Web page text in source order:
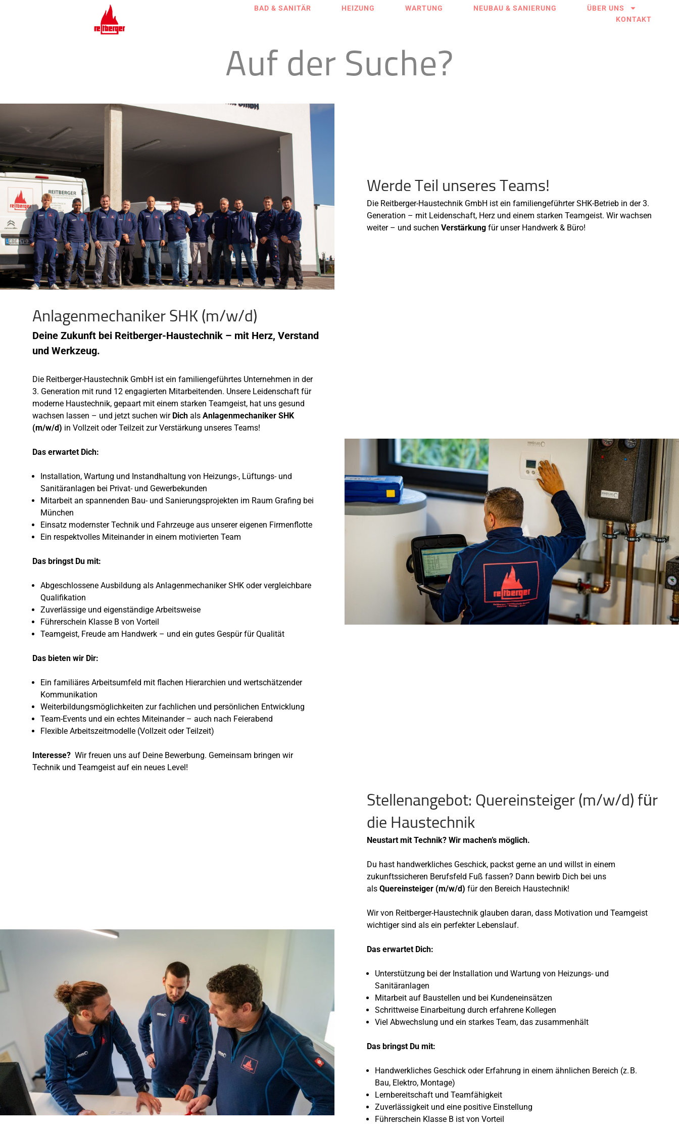
BAD & SANITÄR HEIZUNG WARTUNG NEUBAU & SANIERUNG
ÜBER UNS
KONTAKT
Auf der Suche?
Werde Teil unseres Teams!
Die Reitberger-Haustechnik GmbH ist ein familiengeführter SHK-Betrieb in der 3.
Generation – mit Leidenschaft, Herz und einem starken Teamgeist. Wir wachsen
weiter – und suchen Verstärkungfür unser Handwerk & Büro!
Anlagenmechaniker SHK (m/w/d)
Deine Zukunft bei Reitberger-Haustechnik – mit Herz, Verstand
und Werkzeug.
Die Reitberger-Haustechnik GmbH ist ein familiengeführtes Unternehmen in der
3. Generation mit rund 12 engagierten Mitarbeitenden. Unsere Leidenschaft für
moderne Haustechnik, gepaart mit einem starken Teamgeist, hat uns gesund
wachsen lassen – und jetzt suchen wir Dich alsAnlagenmechaniker SHK
(m/w/d) in Vollzeit oder Teilzeit zur Verstärkung unseres Teams!
Das erwartet Dich:
Installation, Wartung und Instandhaltung von Heizungs-, Lüftungs- und
Sanitäranlagen bei Privat- und Gewerbekunden
Mitarbeit an spannenden Bau- und Sanierungsprojekten im Raum Grafing bei
München
Einsatz modernster Technik und Fahrzeuge aus unserer eigenen Firmenflotte
Ein respektvolles Miteinander in einem motivierten Team
Das bringst Du mit:
Abgeschlossene Ausbildung als Anlagenmechaniker SHK oder vergleichbare
Qualifikation
Zuverlässige und eigenständige Arbeitsweise
Führerschein Klasse B von Vorteil
Teamgeist, Freude am Handwerk – und ein gutes Gespür für Qualität
Das bieten wir Dir:
Ein familiäres Arbeitsumfeld mit flachen Hierarchien und wertschätzender
Kommunikation
Weiterbildungsmöglichkeiten zur fachlichen und persönlichen Entwicklung
Team-Events und ein echtes Miteinander – auch nach Feierabend
Flexible Arbeitszeitmodelle (Vollzeit oder Teilzeit)
Interesse? Wir freuen uns auf Deine Bewerbung. Gemeinsam bringen wir
Technik und Teamgeist auf ein neues Level!
Stellenangebot: Quereinsteiger (m/w/d) für
die Haustechnik
Neustart mit Technik? Wir machen’s möglich.
Du hast handwerkliches Geschick, packst gerne an und willst in einem
zukunftssicheren Berufsfeld Fuß fassen? Dann bewirb Dich bei uns
als Quereinsteiger (m/w/d) für den Bereich Haustechnik!
Wir von Reitberger-Haustechnik glauben daran, dass Motivation und Teamgeist
wichtiger sind als ein perfekter Lebenslauf.
Das erwartet Dich:
Unterstützung bei der Installation und Wartung von Heizungs- und
Sanitäranlagen
Mitarbeit auf Baustellen und bei Kundeneinsätzen
Schrittweise Einarbeitung durch erfahrene Kollegen
Viel Abwechslung und ein starkes Team, das zusammenhält
Das bringst Du mit:
Handwerkliches Geschick oder Erfahrung in einem ähnlichen Bereich (z. B.
Bau, Elektro, Montage)
Lernbereitschaft und Teamfähigkeit
Zuverlässigkeit und eine positive Einstellung
Führerschein Klasse B ist von Vorteil